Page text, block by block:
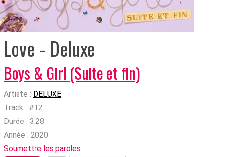
Love - Deluxe
Boys & Girl (Suite et fin)
Artiste : DELUXE
Track : #12
Durée : 3:28
Année : 2020
Soumettre les paroles